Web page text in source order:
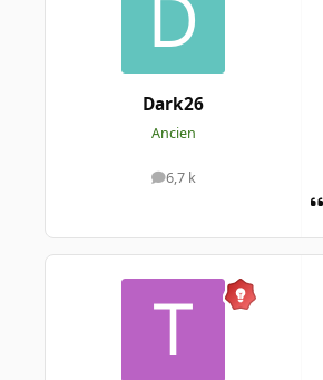
Dark26
Ancien
6,7 k
messages